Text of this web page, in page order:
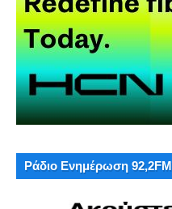
Ράδιο Ενημέρωση 92,2FM